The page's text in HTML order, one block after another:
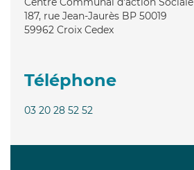
187, rue Jean-Jaurès BP 50019
59962 Croix Cedex
Téléphone
03 20 28 52 52